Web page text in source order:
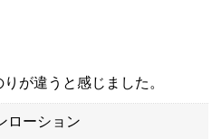
が違うと感じました。
ローション